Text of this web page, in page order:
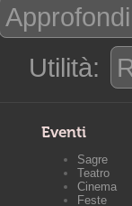
Utilità:
Eventi
Sagre
Teatro
Cinema
Feste